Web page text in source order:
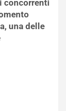
concorrenti
una delle